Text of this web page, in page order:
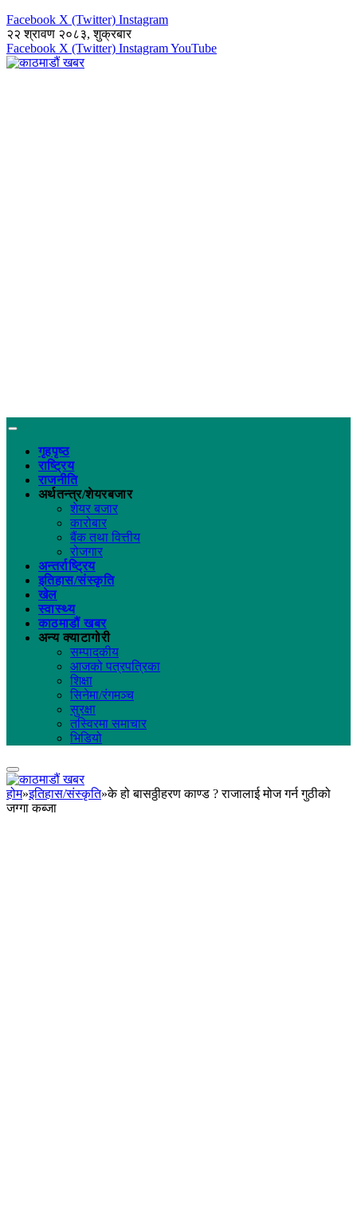
Facebook X (Twitter) Instagram
२२ श्रावण २०८३, शुक्रबार
Facebook X (Twitter) InstagramYouTube
गृहपृष्ठ
राष्ट्रिय
राजनीति
अर्थतन्त्र/शेयरबजार
शेयर बजार
कारोबार
बैंक तथा वित्तीय
रोजगार
अन्तर्राष्ट्रिय
इतिहास/संस्कृति
खेल
स्वास्थ्य
काठमाडौं खबर
अन्य क्याटागोरी
सम्पादकीय
आजको पत्रपत्रिका
शिक्षा
सिनेमा/रंगमञ्च
सुरक्षा
तस्विरमा समाचार
भिडियो
होम»इतिहास/संस्कृति»के हो बासठ्ठीहरण काण्ड ? राजालाई मोज गर्न गुठीको
जग्गा कब्जा